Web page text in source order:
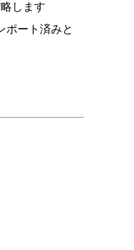
します
ポート済みと